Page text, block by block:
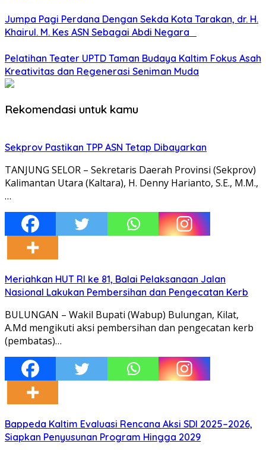
Jumpa Pagi Perdana Dengan Sekda Kota Tarakan, dr. H.
Khairul. M. Kes ASN Sebagai Abdi Negara
Pelatihan Teater UPTD Taman Budaya Kaltim Fokus Asah
Kreativitas dan Regenerasi Seniman Muda
Rekomendasi untuk kamu
Sekprov Pastikan TPP ASN Tetap Dibayarkan
TANJUNG SELOR – Sekretaris Daerah Provinsi (Sekprov)
Kalimantan Utara (Kaltara), H. Denny Harianto, S.E., M.M.,
…
Meriahkan HUT RI ke 81, Balai Pelaksanaan Jalan
Nasional Lakukan Pembersihan dan Pengecatan Kerb
BULUNGAN – Wakil Bupati (Wabup) Bulungan, Kilat,
A.Md mengikuti aksi pembersihan dan pengecatan kerb
(pembatas)…
Bappeda Kaltim Evaluasi Rencana Aksi SDI 2025–2026,
Siapkan Penyusunan Program Hingga 2029